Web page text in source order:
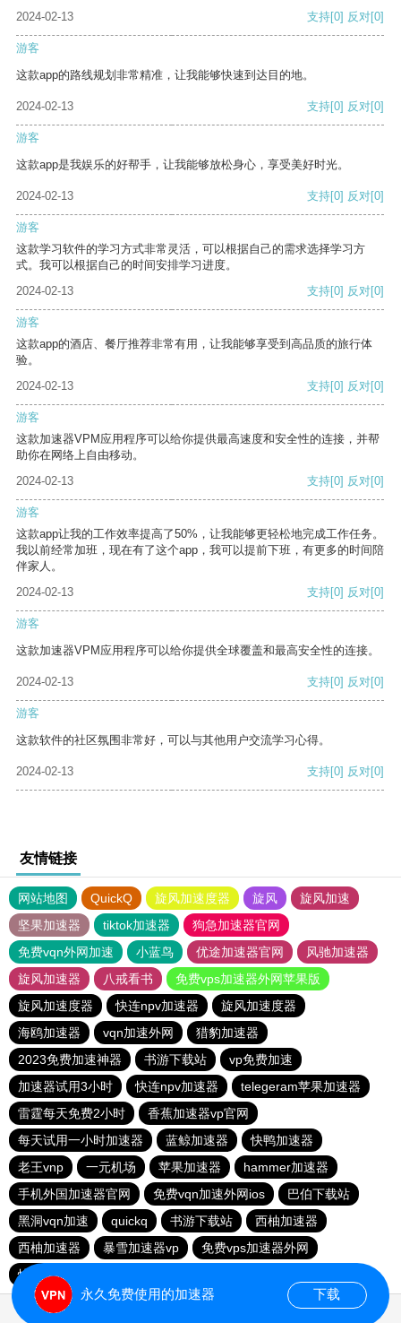
2024-02-13
支持[0] 反对[0]
游客
这款app的路线规划非常精准，让我能够快速到达目的地。
2024-02-13 支持[0] 反对[0]
游客
这款app是我娱乐的好帮手，让我能够放松身心，享受美好时光。
2024-02-13 支持[0] 反对[0]
游客
这款学习软件的学习方式非常灵活，可以根据自己的需求选择学习方
式。我可以根据自己的时间安排学习进度。
2024-02-13
支持[0] 反对[0]
游客
这款app的酒店、餐厅推荐非常有用，让我能够享受到高品质的旅行体
验。
2024-02-13
支持[0] 反对[0]
游客
这款加速器VPM应用程序可以给你提供最高速度和安全性的连接，并帮
助你在网络上自由移动。
2024-02-13
支持[0] 反对[0]
游客
这款app让我的工作效率提高了50%，让我能够更轻松地完成工作任务。
我以前经常加班，现在有了这个app，我可以提前下班，有更多的时间陪
伴家人。
2024-02-13
支持[0] 反对[0]
游客
这款加速器VPM应用程序可以给你提供全球覆盖和最高安全性的连接。
2024-02-13 支持[0] 反对[0]
游客
这款软件的社区氛围非常好，可以与其他用户交流学习心得。
2024-02-13 支持[0] 反对[0]
友情链接
网站地图 QuickQ 旋风加速度器 旋风
旋风加速
坚果加速器
tiktok加速器
狗急加速器官网
免费vqn外网加速
小蓝鸟 优途加速器官网
风驰加速器
旋风加速器
八戒看书
免费vps加速器外网苹果版
旋风加速度器
快连npv加速器
旋风加速度器
海鸥加速器
vqn加速外网
猎豹加速器
2023免费加速神器
书游下载站
vp免费加速
加速器试用3小时
快连npv加速器
telegeram苹果加速器
雷霆每天免费2小时
香蕉加速器vp官网
每天试用一小时加速器
蓝鲸加速器
快鸭加速器
老王vnp
一元机场 苹果加速器
hammer加速器
手机外国加速器官网
免费vqn加速外网ios
巴伯下载站
黑洞vqn加速
quickq 书游下载站
西柚加速器
西柚加速器
暴雪加速器vp
免费vps加速器外网
快连pvn加速器
永久免费使用的加速器 下载